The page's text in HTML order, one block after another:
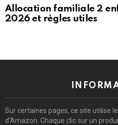
Allocation familiale 2
2026 et règles utiles
Sur certaines pages, ce site utilise
d’Amazon. Chaque clic sur un